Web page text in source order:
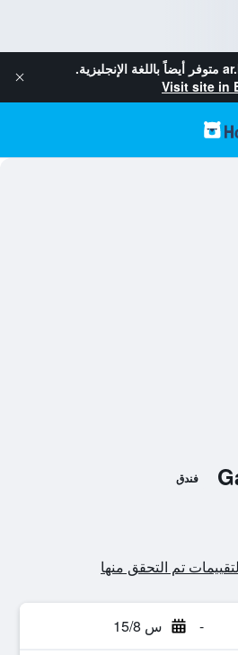
متوفر أيضاً باللغة الإنجليزية.
Visit site in
فندق
- س 15/8